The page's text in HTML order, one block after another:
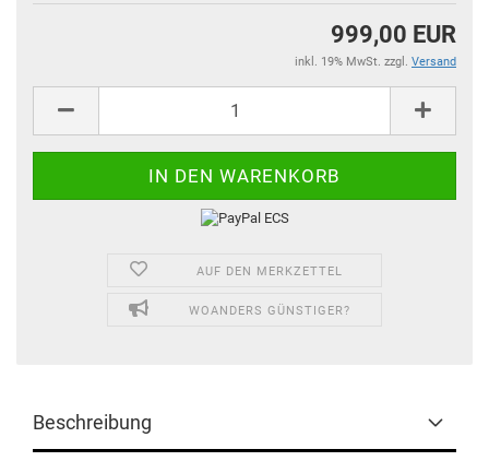
999,00 EUR
inkl. 19% MwSt. zzgl. Versand
AUF DEN MERKZETTEL
WOANDERS GÜNSTIGER?
Beschreibung